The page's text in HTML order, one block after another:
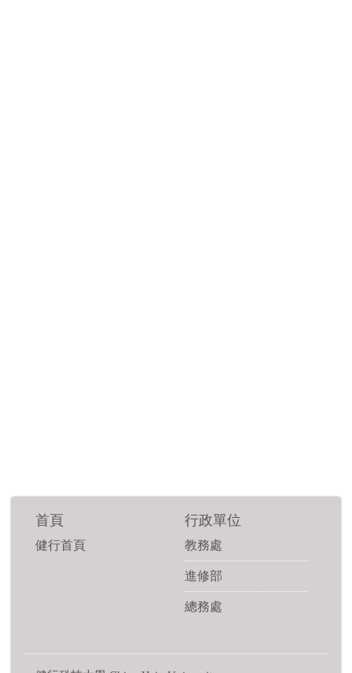
首頁
健行首頁
行政單位
教務處
進修部
總務處